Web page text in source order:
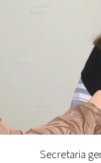
Secretaria